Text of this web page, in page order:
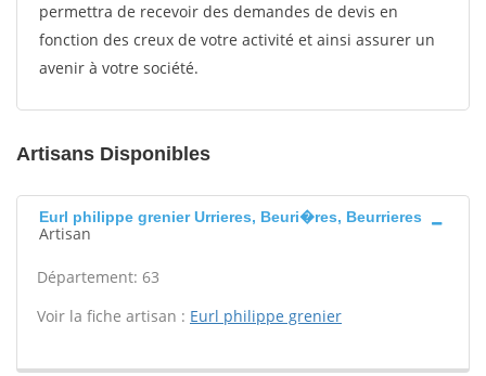
permettra de recevoir des demandes de devis en
fonction des creux de votre activité et ainsi assurer un
avenir à votre société.
Artisans Disponibles
Eurl philippe grenier Urrieres, Beuri�res, Beurrieres
Artisan
Département: 63
Voir la fiche artisan : Eurl philippe grenier